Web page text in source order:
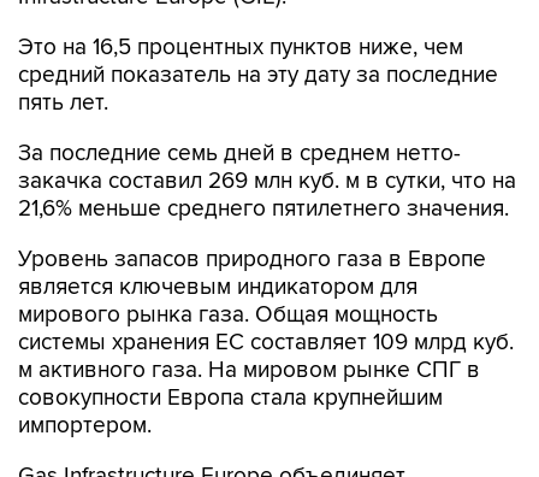
пять лет.
За последние семь дней в среднем нетто-
21,6% меньше среднего пятилетнего значения.
Уровень запасов природного газа в Европе
мирового рынка газа. Общая мощность
системы хранения ЕС составляет 109 млрд куб.
м активного газа. На мировом рынке СПГ в
совокупности Европа стала крупнейшим
импортером.
Gas Infrastructure Europe объединяет